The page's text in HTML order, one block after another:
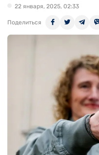
22 января, 2025, 02:33
Поделиться